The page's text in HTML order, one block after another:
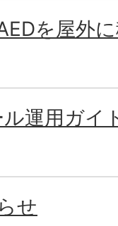
を屋外
運用ガイ
せ